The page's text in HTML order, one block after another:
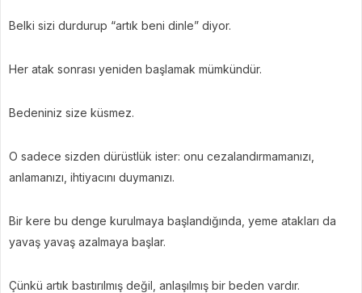
Belki sizi durdurup “artık beni dinle” diyor.
Her atak sonrası yeniden başlamak mümkündür.
Bedeniniz size küsmez.
O sadece sizden dürüstlük ister: onu cezalandırmamanızı,
anlamanızı, ihtiyacını duymanızı.
Bir kere bu denge kurulmaya başlandığında, yeme atakları da
yavaş yavaş azalmaya başlar.
Çünkü artık bastırılmış değil, anlaşılmış bir beden vardır.